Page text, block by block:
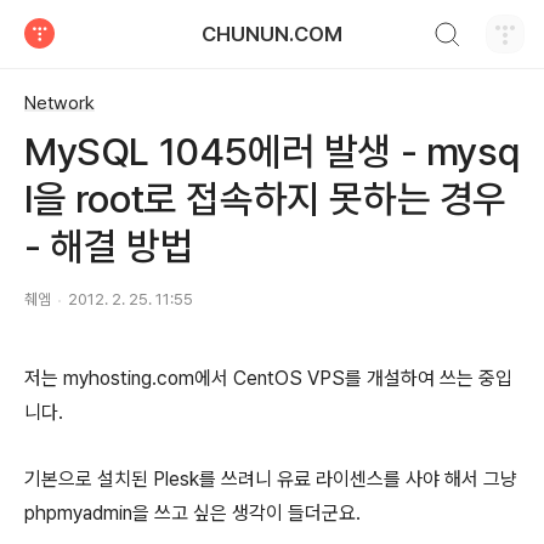
CHUNUN.COM
Network
MySQL 1045에러 발생 - mysq
l을 root로 접속하지 못하는 경우
- 해결 방법
췌엠 2012. 2. 25. 11:55
저는 myhosting.com에서 CentOS VPS를 개설하여 쓰는 중입
니다.
기본으로 설치된 Plesk를 쓰려니 유료 라이센스를 사야 해서 그냥
phpmyadmin을 쓰고 싶은 생각이 들더군요.